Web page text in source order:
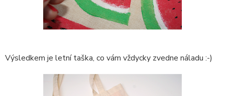
Výsledkem je letní taška, co vám vždycky zvedne náladu :-)